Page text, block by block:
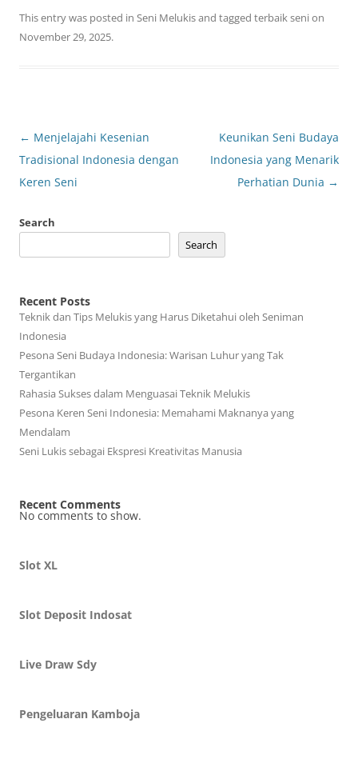
This entry was posted in Seni Melukisand tagged terbaik senion
November 29, 2025.
Post
navigation
← Menjelajahi Kesenian
Tradisional Indonesia dengan
Keren Seni
Keunikan Seni Budaya
Indonesia yang Menarik
Perhatian Dunia →
Search
Search
Recent Posts
Teknik dan Tips Melukis yang Harus Diketahui oleh Seniman
Indonesia
Pesona Seni Budaya Indonesia: Warisan Luhur yang Tak
Tergantikan
Rahasia Sukses dalam Menguasai Teknik Melukis
Pesona Keren Seni Indonesia: Memahami Maknanya yang
Mendalam
Seni Lukis sebagai Ekspresi Kreativitas Manusia
Recent Comments
No comments to show.
Slot XL
Slot Deposit Indosat
Live Draw Sdy
Pengeluaran Kamboja